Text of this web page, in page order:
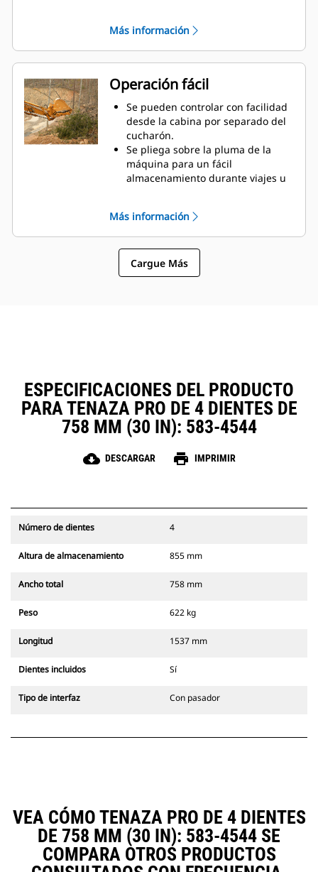
con la curvatura única de la tenaza
y las estriaciones en los dientes.
Obtenga la mejor tenaza para sus
tareas. Seleccione la mejor opción
entre las cuatro configuraciones
de dientes para lograr un pleno
agarre o colocar la pluma a
horcajadas durante el transporte.
Administrar varios accesorios de
una flota es más fácil con un
sistema acoplador. Seleccione los
sujetapasador Cat, que permiten
que las máquinas de tamaños
similares compartan las tenazas y
otros accesorios.
Más información
Operación fácil
Se pueden controlar con facilidad
desde la cabina por separado del
cucharón.
Se pliega sobre la pluma de la
máquina para un fácil
almacenamiento durante viajes u
el funcionamiento general simples
hacen que las tenazas sean una
opción más sencilla y más
asequible que los garfios en
cuanto a los costos de posesión y
Más información
Cargue Más
ESPECIFICACIONES DEL PRODUCTO
PARA TENAZA PRO DE 4 DIENTES DE
758 MM (30 IN): 583-4544
cloud_download DESCARGAR print IMPRIMIR
Número de dientes 4
Altura de almacenamiento 855 mm
Ancho total 758 mm
Peso 622 kg
Longitud 1537 mm
Dientes incluidos Sí
Tipo de interfaz Con pasador
VEA CÓMO TENAZA PRO DE 4 DIENTES
DE 758 MM (30 IN): 583-4544 SE
COMPARA OTROS PRODUCTOS